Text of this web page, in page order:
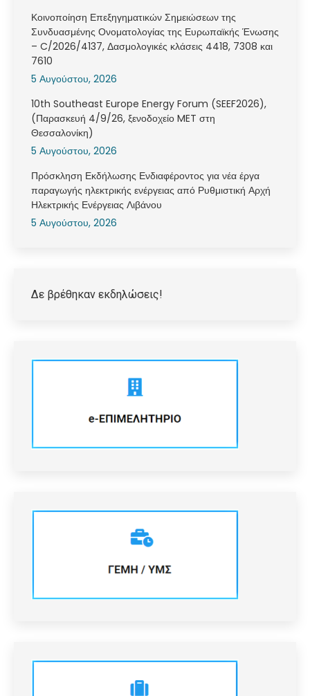
Κοινοποίηση Επεξηγηματικών Σημειώσεων της
Συνδυασμένης Ονοματολογίας της Ευρωπαϊκής Ένωσης
– C/2026/4137, Δασμολογικές κλάσεις 4418, 7308 και
7610
5 Αυγούστου, 2026
10th Southeast Europe Energy Forum (SEEF2026),
(Παρασκευή 4/9/26, ξενοδοχείο MET στη
Θεσσαλονίκη)
5 Αυγούστου, 2026
Πρόσκληση Εκδήλωσης Ενδιαφέροντος για νέα έργα
παραγωγής ηλεκτρικής ενέργειας από Ρυθμιστική Αρχή
Ηλεκτρικής Ενέργειας Λιβάνου
5 Αυγούστου, 2026
Δε βρέθηκαν εκδηλώσεις!